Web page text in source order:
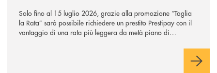
Solo fino al 15 luglio 2026, grazie alla promozione “Taglia
la Rata” sarà possibile richiedere un prestito Prestipay con il
vantaggio di una rata più leggera da metà piano di